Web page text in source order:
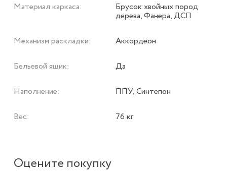
Оцените покупку
Материал каркаса: Брусок хвойных пород
дерева, Фанера, ДСП
Механизм раскладки: Аккордеон
Бельевой ящик: Да
Наполнение: ППУ, Синтепон
Вес: 76 кг